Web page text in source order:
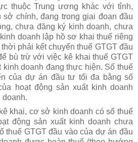
thuộc Trung ương khác với tỉnh,
chính, đang trong giai đoạn đầu
chưa đăng ký kinh doanh, chưa
doanh lập hồ sơ khai thuế riêng
phải kết chuyển thuế GTGT đầu
bù trừ với việc kê khai thuế GTGT
kinh doanh đang thực hiện. Số thuế
của dự án đầu tư tối đa bằng số
hoạt động sản xuất kinh doanh
doanh.
khai, cơ sở kinh doanh có số thuế
động sản xuất kinh doanh chưa
thuế GTGT đầu vào của dự án đầu